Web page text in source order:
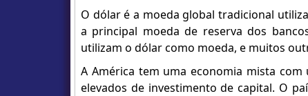
O dólar é a moeda global tradicional
a principal moeda de reserva dos
utilizam o dólar como moeda, e muitos
A América tem uma economia mista
elevados de investimento de capital. O